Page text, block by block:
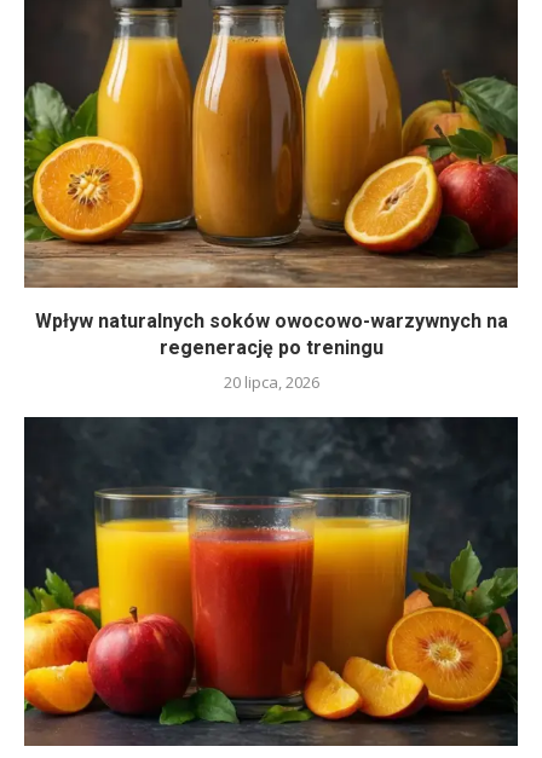
Wpływ naturalnych soków owocowo-warzywnych na
regenerację po treningu
20 lipca, 2026